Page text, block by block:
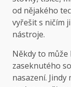
od nějakého
vyřešit s ničím
nástroje.
Někdy to
zaseknutého
nasazení.